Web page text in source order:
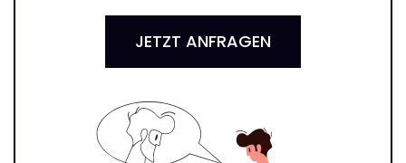
JETZT ANFRAGEN